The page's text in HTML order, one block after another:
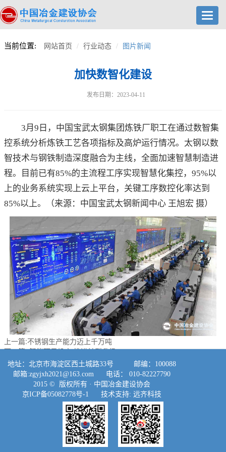
当前位置: 网站首页 行业动态 图片新闻
加快数智化建设
发布日期：2023-04-11
3月9日，中国宝武太钢集团炼铁厂职工在通过数智集
控系统分析炼铁工艺各项指标及高炉运行情况。太钢以数
智技术与钢铁制造深度融合为主线，全面加速智慧制造进
程。目前已有85%的主流程工序实现智慧化集控，95%以
上的业务系统实现上云上平台，关键工序数控化率达到
85%以上。（来源：中国宝武太钢新闻中心 王旭宏 摄）
上一篇:不锈钢生产能力迈上千万吨
下一篇: 智能项目投产 推进转型升级
地址：北京市海淀区西土城路33号 邮编：100088
邮箱:zgyjxh2021@163.com 电话： 010-82227790
2015 © 版权所有 · 中国冶金建设协会
京ICP备05082778号-1 技术支持: 远齐科技